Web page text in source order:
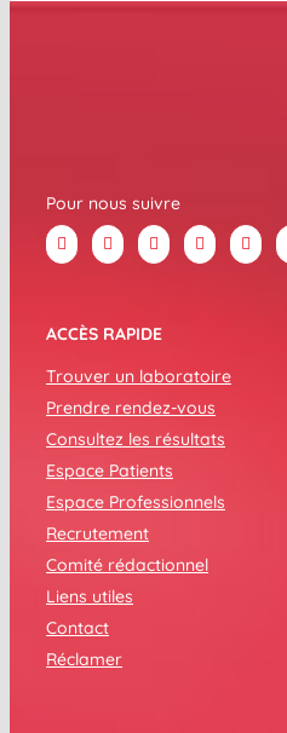
Pour nous suivre
ACCÈS RAPIDE
Trouver un laboratoire
Prendre rendez-vous
Consultez les résultats
Espace Patients
Espace Professionnels
Recrutement
Comité rédactionnel
Liens utiles
Contact
Réclamer